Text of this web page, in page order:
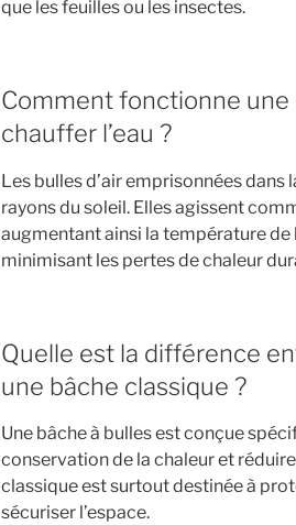
que les feuilles ou les insectes.
Comment fonctionne une
chauffer l’eau ?
Les bulles d’air emprisonnées
rayons du soleil. Elles agissent
augmentant ainsi la température de
minimisant les pertes de chaleur
Quelle est la différence
une bâche classique ?
Une bâche à bulles est conçue
conservation de la chaleur et
classique est surtout destinée à
sécuriser l’espace.